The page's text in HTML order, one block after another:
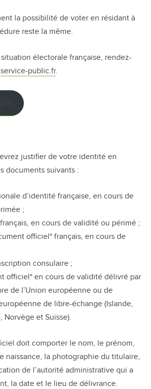
la possibilité de voter en résidant à
reste la même.
électorale française, rendez-
service-public.fr.
justifier de votre identité en
documents suivants :
d’identité française, en cours de
;
en cours de validité ou périmé ;
officiel* français, en cours de
consulaire ;
officiel* en cours de validité délivré par
de l’Union européenne ou de
de libre-échange (Islande,
Norvège et Suisse).
doit comporter le nom, le prénom,
naissance, la photographie du titulaire,
de l’autorité administrative qui a
la date et le lieu de délivrance.